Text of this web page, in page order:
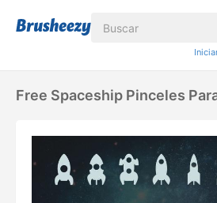
Free Spaceship Pinceles